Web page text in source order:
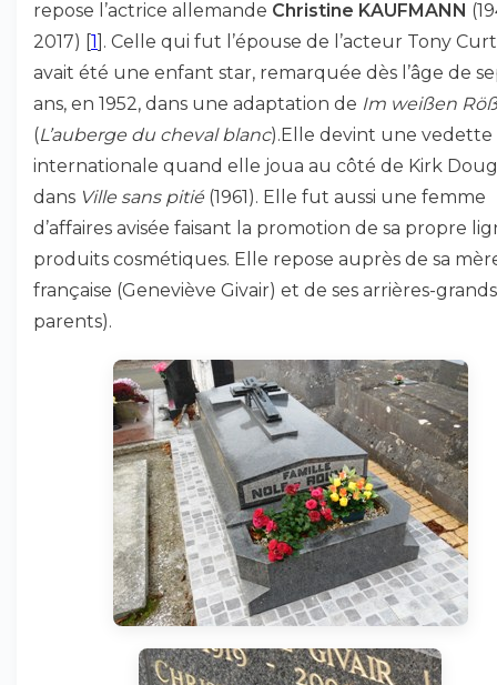
repose l’actrice allemande Christine KAUFMANN
2017) [1] . Celle qui fut l’épouse de l’acteur Tony
avait été une enfant star, remarquée dès l’âge de
ans, en 1952, dans une adaptation de Im weißen
(L’auberge du cheval blanc).Elle devint une vedette
internationale quand elle joua au côté de Kirk
dans Ville sans pitié (1961). Elle fut aussi une femme
d’affaires avisée faisant la promotion de sa propre
produits cosmétiques. Elle repose auprès de sa
française (Geneviève Givair) et de ses arrières-grands
parents).